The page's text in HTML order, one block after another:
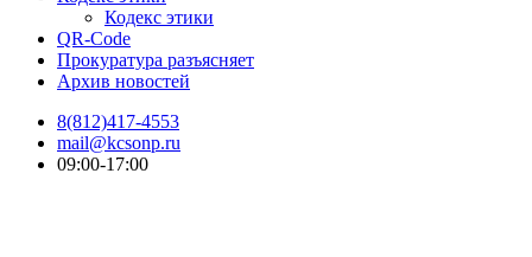
Кодекс этики
QR-Code
Прокуратура разъясняет
Архив новостей
8(812)417-4553
mail@kcsonp.ru
09:00-17:00